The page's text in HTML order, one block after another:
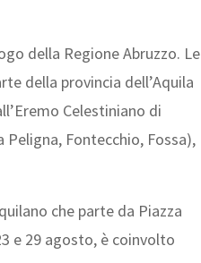
della Regione Abruzzo. Le
della provincia dell’Aquila
Celestiniano di
Fontecchio, Fossa),
che parte da Piazza
e 29 agosto, è coinvolto